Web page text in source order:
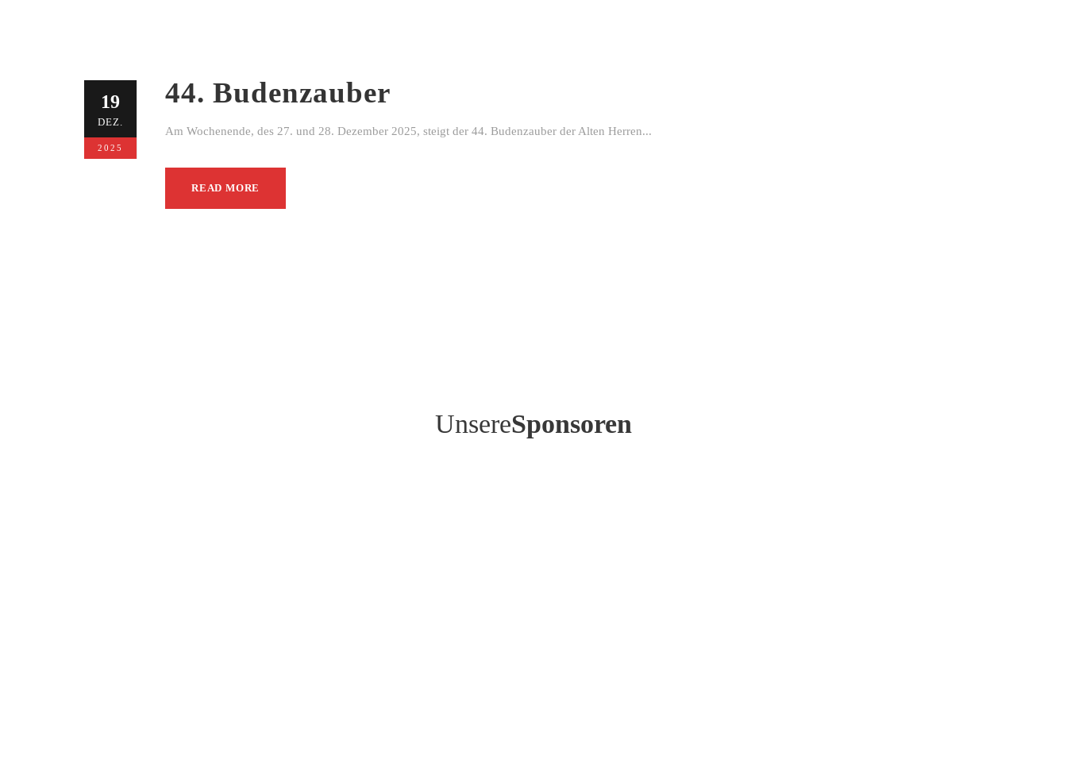
19
DEZ.
2025
44. Budenzauber
Am Wochenende, des 27. und 28. Dezember 2025, steigt der 44. Budenzauber der Alten Herren...
READ MORE
UnsereSponsoren